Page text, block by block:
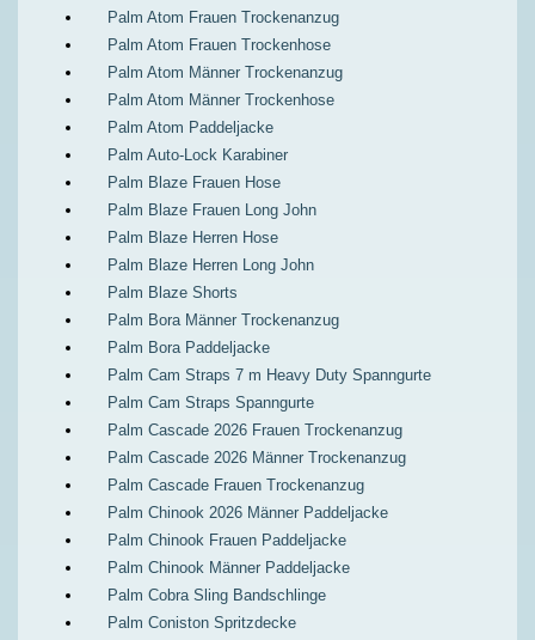
Palm Atom Frauen Trockenanzug
Palm Atom Frauen Trockenhose
Palm Atom Männer Trockenanzug
Palm Atom Männer Trockenhose
Palm Atom Paddeljacke
Palm Auto-Lock Karabiner
Palm Blaze Frauen Hose
Palm Blaze Frauen Long John
Palm Blaze Herren Hose
Palm Blaze Herren Long John
Palm Blaze Shorts
Palm Bora Männer Trockenanzug
Palm Bora Paddeljacke
Palm Cam Straps 7 m Heavy Duty Spanngurte
Palm Cam Straps Spanngurte
Palm Cascade 2026 Frauen Trockenanzug
Palm Cascade 2026 Männer Trockenanzug
Palm Cascade Frauen Trockenanzug
Palm Chinook 2026 Männer Paddeljacke
Palm Chinook Frauen Paddeljacke
Palm Chinook Männer Paddeljacke
Palm Cobra Sling Bandschlinge
Palm Coniston Spritzdecke